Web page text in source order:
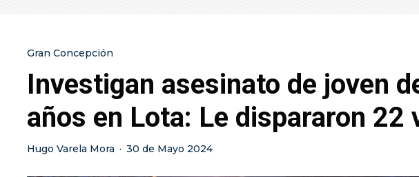
Gran Concepción
Investigan asesinato de joven
años en Lota: Le dispararon 22
Hugo Varela Mora · 30 de Mayo 2024